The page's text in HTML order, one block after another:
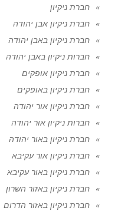
חברת ניקיון
חברת ניקיון אבן יהודה
חברת ניקיון באבן יהודה
חברות ניקיון באבן יהודה
חברת ניקיון אופקים
חברת ניקיון באופקים
חברת ניקיון אור יהודה
חברות ניקיון אור יהודה
חברת ניקיון באור יהודה
חברת ניקיון אור עקיבא
חברת ניקיון באור עקיבא
חברת ניקיון באזור השרון
חברת ניקיון באזור הדרום